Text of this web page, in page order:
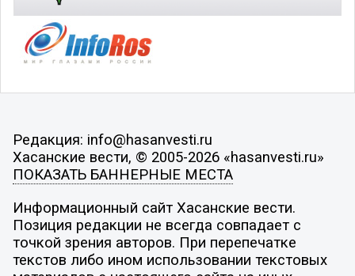
Редакция: info@hasanvesti.ru
Хасанские вести, © 2005-2026 «hasanvesti.ru»
ПОКАЗАТЬ БАННЕРНЫЕ МЕСТА
Информационный сайт Хасанские вести.
Позиция редакции не всегда совпадает с
точкой зрения авторов. При перепечатке
текстов либо ином использовании текстовых